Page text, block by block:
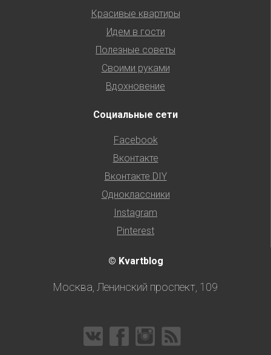
Красивые квартиры
Идем в гости
Полезные советы
Своими руками
Вдохновение
Социальные сети
Facebook
Вконтакте
Вконтакте DIY
Одноклассники
Instagram
Pinterest
© Kvartblog
Москва, Ленинский проспект, 109